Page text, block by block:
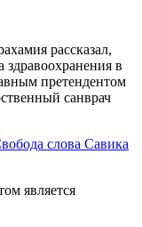
рассказал,
в
претендентом
санврач
слова Савика
является